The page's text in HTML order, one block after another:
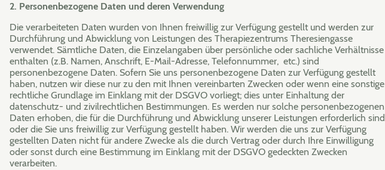
2. Personenbezogene Daten und deren Verwendung
Die verarbeiteten Daten wurden von Ihnen freiwillig zur Verfügung gestellt und werden zur
Durchführung und Abwicklung von Leistungen des Therapiezentrums Theresiengasse
verwendet. Sämtliche Daten, die Einzelangaben über persönliche oder sachliche Verhältnisse
enthalten (z.B. Namen, Anschrift, E-Mail-Adresse, Telefonnummer, etc.) sind
personenbezogene Daten. Sofern Sie uns personenbezogene Daten zur Verfügung gestellt
haben, nutzen wir diese nur zu den mit Ihnen vereinbarten Zwecken oder wenn eine sonstige
rechtliche Grundlage im Einklang mit der DSGVO vorliegt; dies unter Einhaltung der
datenschutz- und zivilrechtlichen Bestimmungen. Es werden nur solche personenbezogenen
Daten erhoben, die für die Durchführung und Abwicklung unserer Leistungen erforderlich sind
oder die Sie uns freiwillig zur Verfügung gestellt haben. Wir werden die uns zur Verfügung
gestellten Daten nicht für andere Zwecke als die durch Vertrag oder durch Ihre Einwilligung
oder sonst durch eine Bestimmung im Einklang mit der DSGVO gedeckten Zwecken
verarbeiten.